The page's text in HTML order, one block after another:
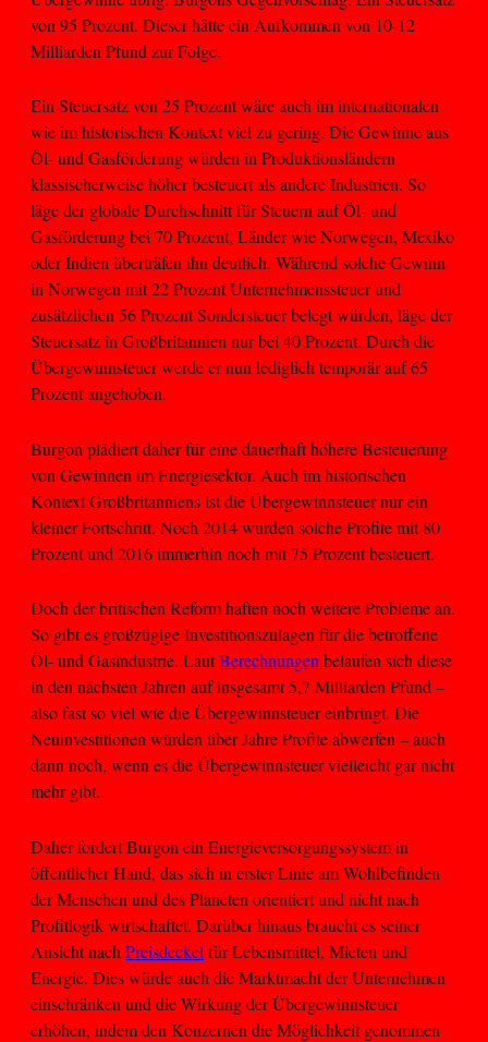
von 95 Prozent. Dieser hätte ein Aufkommen von 10-12
Milliarden Pfund zur Folge.
Ein Steuersatz von 25 Prozent wäre auch im internationalen
wie im historischen Kontext viel zu gering. Die Gewinne aus
Öl- und Gasförderung würden in Produktionsländern
klassischerweise höher besteuert als andere Industrien. So
läge der globale Durchschnitt für Steuern auf Öl- und
Gasförderung bei 70 Prozent, Länder wie Norwegen, Mexiko
oder Indien überträfen ihn deutlich. Während solche Gewinn
in Norwegen mit 22 Prozent Unternehmenssteuer und
zusätzlichen 56 Prozent Sondersteuer belegt würden, läge der
Steuersatz in Großbritannien nur bei 40 Prozent. Durch die
Übergewinnsteuer werde er nun lediglich temporär auf 65
Prozent angehoben.
Burgon plädiert daher für eine dauerhaft höhere Besteuerung
von Gewinnen im Energiesektor. Auch im historischen
Kontext Großbritanniens ist die Übergewinnsteuer nur ein
kleiner Fortschritt. Noch 2014 wurden solche Profite mit 80
Prozent und 2016 immerhin noch mit 75 Prozent besteuert.
Doch der britischen Reform haften noch weitere Probleme an.
So gibt es großzügige Investitionszulagen für die betroffene
Öl- und Gasindustrie. LautBerechnungen belaufen sich diese
in den nächsten Jahren auf insgesamt 5,7 Milliarden Pfund –
also fast so viel wie die Übergewinnsteuer einbringt. Die
Neuinvestitionen würden über Jahre Profite abwerfen – auch
dann noch, wenn es die Übergewinnsteuer vielleicht gar nicht
mehr gibt.
Daher fordert Burgon ein Energieversorgungssystem in
öffentlicher Hand, das sich in erster Linie am Wohlbefinden
der Menschen und des Planeten orientiert und nicht nach
Profitlogik wirtschaftet. Darüber hinaus braucht es seiner
Ansicht nach Preisdeckel für Lebensmittel, Mieten und
Energie. Dies würde auch die Marktmacht der Unternehmen
einschränken und die Wirkung der Übergewinnsteuer
erhöhen, indem den Konzernen die Möglichkeit genommen